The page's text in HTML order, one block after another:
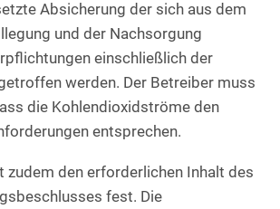
Absicherung der sich aus dem
und der Nachsorgung
einschließlich der
werden. Der Betreiber muss
die Kohlendioxidströme den
entsprechen.
zudem den erforderlichen Inhalt des
fest. Die